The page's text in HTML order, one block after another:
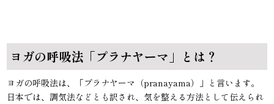
ヨガの呼吸法「プラナヤーマ」とは？
ヨガの呼吸法は、「プラナヤーマ（pranayama）」と言います。
日本では、調気法などとも訳され、気を整える方法として伝えられ